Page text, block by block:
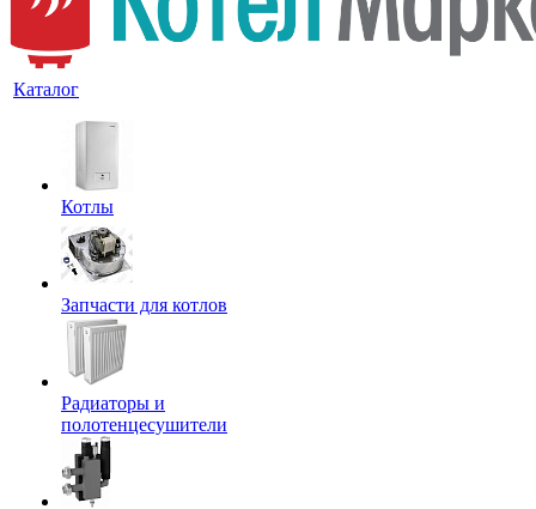
Каталог
Котлы
Запчасти для котлов
Радиаторы и
полотенцесушители